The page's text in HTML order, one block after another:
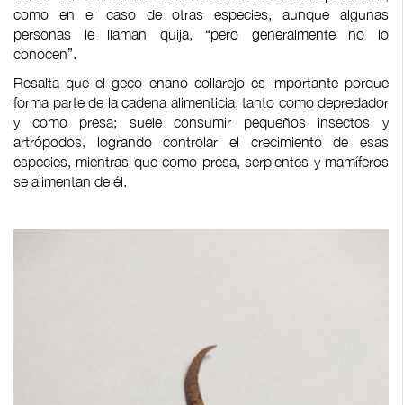
como en el caso de otras especies, aunque algunas
personas le llaman quija, “pero generalmente no lo
conocen”.
Resalta que el geco enano collarejo es importante porque
forma parte de la cadena alimenticia, tanto como depredador
y como presa; suele consumir pequeños insectos y
artrópodos, logrando controlar el crecimiento de esas
especies, mientras que como presa, serpientes y mamíferos
se alimentan de él.